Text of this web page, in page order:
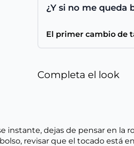
¿Y si no me queda
El primer cambio de
Completa el look
instante, dejas de pensar en la
revisar que el tocado está